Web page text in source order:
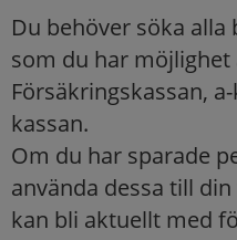
Du behöver söka
som du har
Försäkringskassan,
kassan.
Om du har sparade
använda dessa till
kan bli aktuellt med